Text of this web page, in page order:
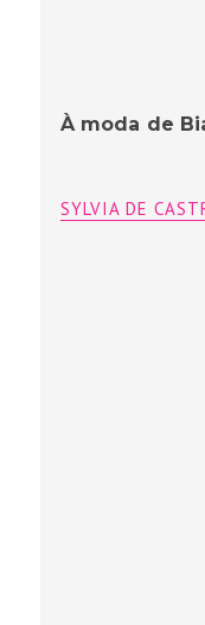
À moda de
SYLVIA DE